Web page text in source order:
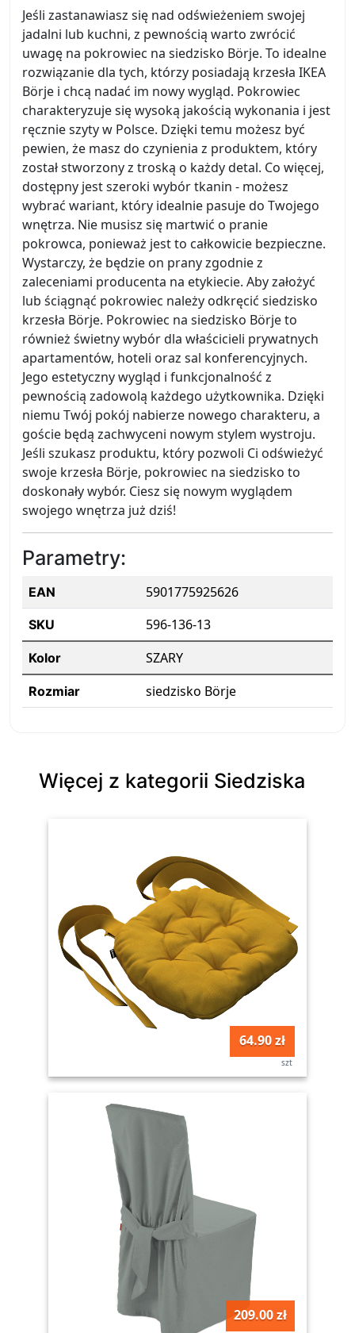
Jeśli zastanawiasz się nad odświeżeniem swojej
jadalni lub kuchni, z pewnością warto zwrócić
uwagę na pokrowiec na siedzisko Börje. To idealne
rozwiązanie dla tych, którzy posiadają krzesła IKEA
Börje i chcą nadać im nowy wygląd. Pokrowiec
charakteryzuje się wysoką jakością wykonania i jest
ręcznie szyty w Polsce. Dzięki temu możesz być
pewien, że masz do czynienia z produktem, który
został stworzony z troską o każdy detal. Co więcej,
dostępny jest szeroki wybór tkanin - możesz
wybrać wariant, który idealnie pasuje do Twojego
wnętrza. Nie musisz się martwić o pranie
pokrowca, ponieważ jest to całkowicie bezpieczne.
Wystarczy, że będzie on prany zgodnie z
zaleceniami producenta na etykiecie. Aby założyć
lub ściągnąć pokrowiec należy odkręcić siedzisko
krzesła Börje. Pokrowiec na siedzisko Börje to
również świetny wybór dla właścicieli prywatnych
apartamentów, hoteli oraz sal konferencyjnych.
Jego estetyczny wygląd i funkcjonalność z
pewnością zadowolą każdego użytkownika. Dzięki
niemu Twój pokój nabierze nowego charakteru, a
goście będą zachwyceni nowym stylem wystroju.
Jeśli szukasz produktu, który pozwoli Ci odświeżyć
swoje krzesła Börje, pokrowiec na siedzisko to
doskonały wybór. Ciesz się nowym wyglądem
swojego wnętrza już dziś!
Parametry:
EAN 5901775925626
SKU 596-136-13
Kolor SZARY
Rozmiar siedzisko Börje
Więcej z kategorii Siedziska
64.90 zł
szt
209.00 zł